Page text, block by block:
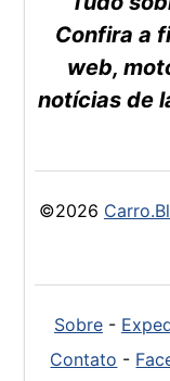
Confira a
web,
notícias de
©2026
Sobre-
Contato -